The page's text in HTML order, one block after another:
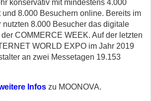
konservativ mit mindestens 4.000
und 8.000 Besuchern online. Bereits im
nutzten 8.000 Besucher das digitale
COMMERCE WEEK. Auf der letzten
WORLD EXPO im Jahr 2019
an zwei Messetagen 19.153
Infos zu MOONOVA.